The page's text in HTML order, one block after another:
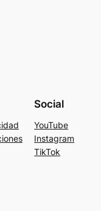
Social
YouTube
Instagram
TikTok